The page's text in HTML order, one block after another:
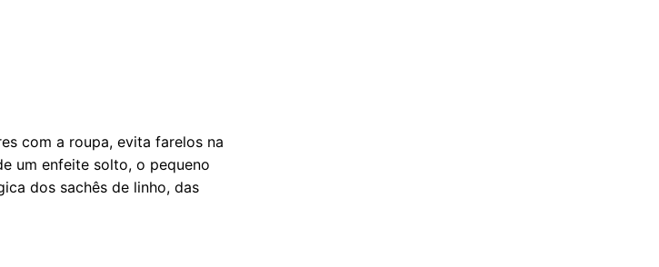
com a roupa, evita farelos na
um enfeite solto, o pequeno
dos sachês de linho, das